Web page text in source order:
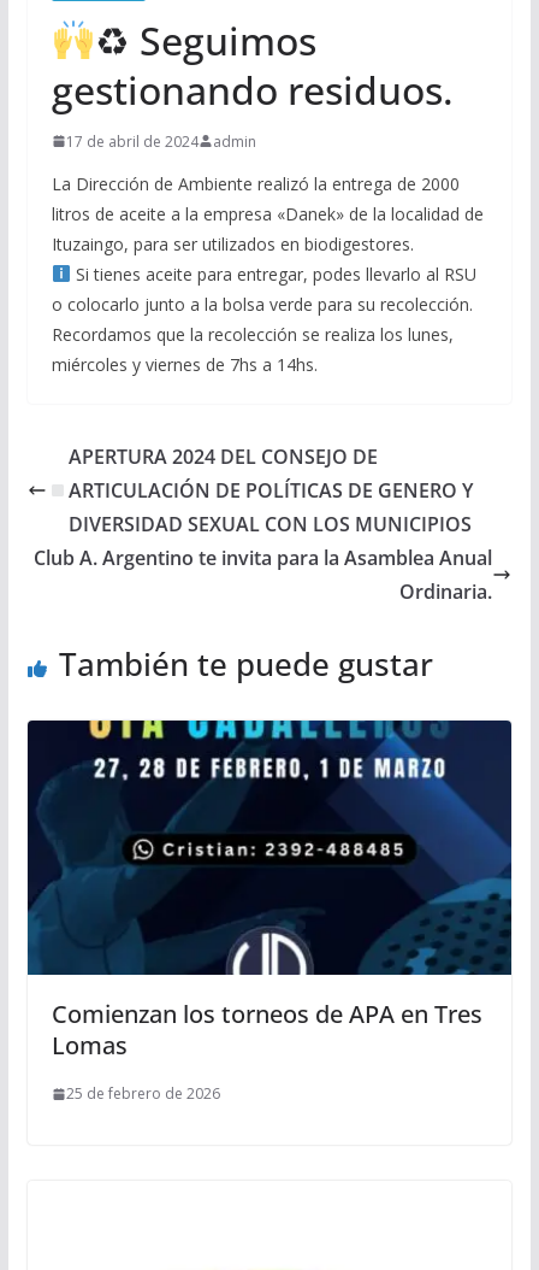
♻ Seguimos
gestionando residuos.
17 de abril de 2024 admin
La Dirección de Ambiente realizó la entrega de 2000
litros de aceite a la empresa «Danek» de la localidad de
Ituzaingo, para ser utilizados en biodigestores.
Si tienes aceite para entregar, podes llevarlo al RSU
o colocarlo junto a la bolsa verde para su recolección.
Recordamos que la recolección se realiza los lunes,
miércoles y viernes de 7hs a 14hs.
APERTURA 2024 DEL CONSEJO DE
ARTICULACIÓN DE POLÍTICAS DE GENERO Y
DIVERSIDAD SEXUAL CON LOS MUNICIPIOS
Club A. Argentino te invita para la Asamblea Anual
Ordinaria.
También te puede gustar
Comienzan los torneos de APA en Tres
Lomas
25 de febrero de 2026